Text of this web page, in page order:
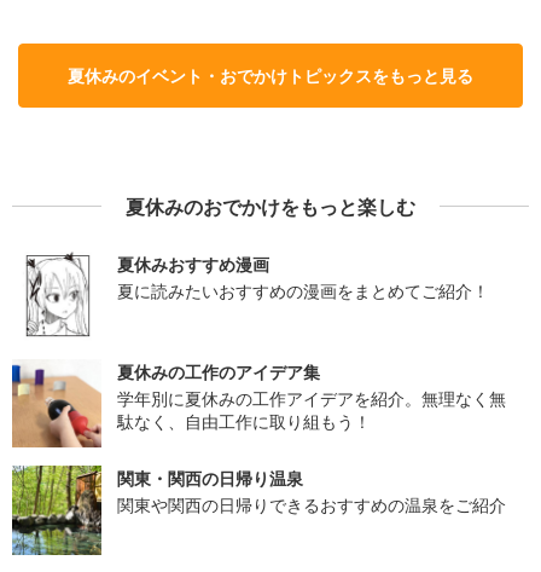
夏休みのイベント・おでかけトピックスをもっと見る
夏休みのおでかけをもっと楽しむ
夏休みおすすめ漫画
夏に読みたいおすすめの漫画をまとめてご紹介！
夏休みの工作のアイデア集
学年別に夏休みの工作アイデアを紹介。無理なく無
駄なく、自由工作に取り組もう！
関東・関西の日帰り温泉
関東や関西の日帰りできるおすすめの温泉をご紹介